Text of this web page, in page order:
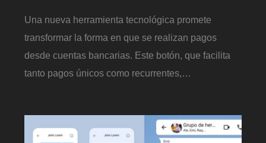
Una nueva herramienta tecnológica promete
transformar la forma en que se realizan pagos
desde cuentas bancarias. Este botón, que facilita
tanto pagos únicos como recurrentes,…